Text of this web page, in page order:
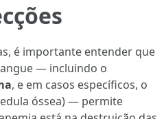
é importante entender que
— incluindo o
, e em casos específicos, o
óssea) — permite